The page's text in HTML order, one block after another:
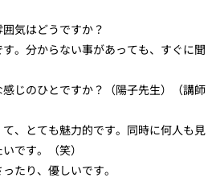
気はどうですか？
。分からない事があっても、すぐに聞
じのひとですか？（陽子先生）（講師
、とても魅力的です。同時に何人も見
です。（笑）
たり、優しいです。